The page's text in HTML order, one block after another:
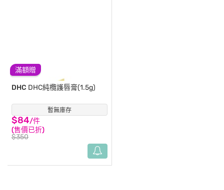
滿額贈
暫無庫存
DHC DHC純欖護唇膏(1.5g)
$84/件
(售價已折)
$350
(11)